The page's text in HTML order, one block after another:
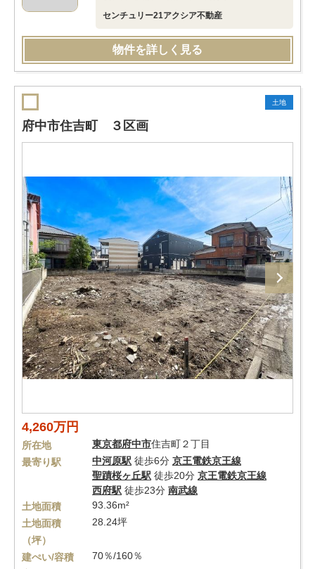
センチュリー21アクシア不動産
物件を詳しく見る
土地
府中市住吉町 ３区画
4,260万円
所在地 東京都府中市住吉町２丁目
最寄り駅
中河原駅 徒歩6分 京王電鉄京王線
聖蹟桜ヶ丘駅 徒歩20分 京王電鉄京王線
西府駅 徒歩23分 南武線
土地面積
93.36m²
土地面積
（坪）
28.24坪
建ぺい/容積
70％/160％